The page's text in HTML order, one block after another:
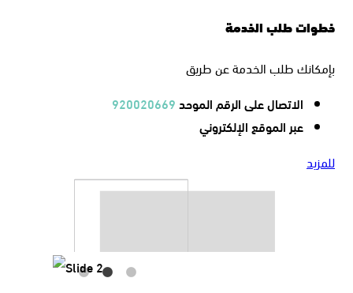
‏خطوات طلب الخدمة‏
بإمكانك طلب الخدمة عن طريق
الاتصال على الرقم الموحد920020669
عبر الموقع الإلكتروني
للمزيد